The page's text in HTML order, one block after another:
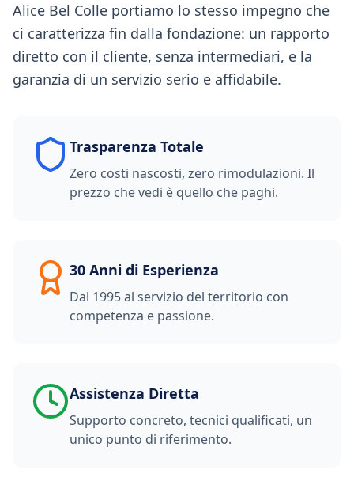
Alice Bel Colle portiamo lo stesso impegno che
ci caratterizza fin dalla fondazione: un rapporto
diretto con il cliente, senza intermediari, e la
garanzia di un servizio serio e affidabile.
Trasparenza Totale
Zero costi nascosti, zero rimodulazioni. Il
prezzo che vedi è quello che paghi.
30 Anni di Esperienza
Dal 1995 al servizio del territorio con
competenza e passione.
Assistenza Diretta
Supporto concreto, tecnici qualificati, un
unico punto di riferimento.